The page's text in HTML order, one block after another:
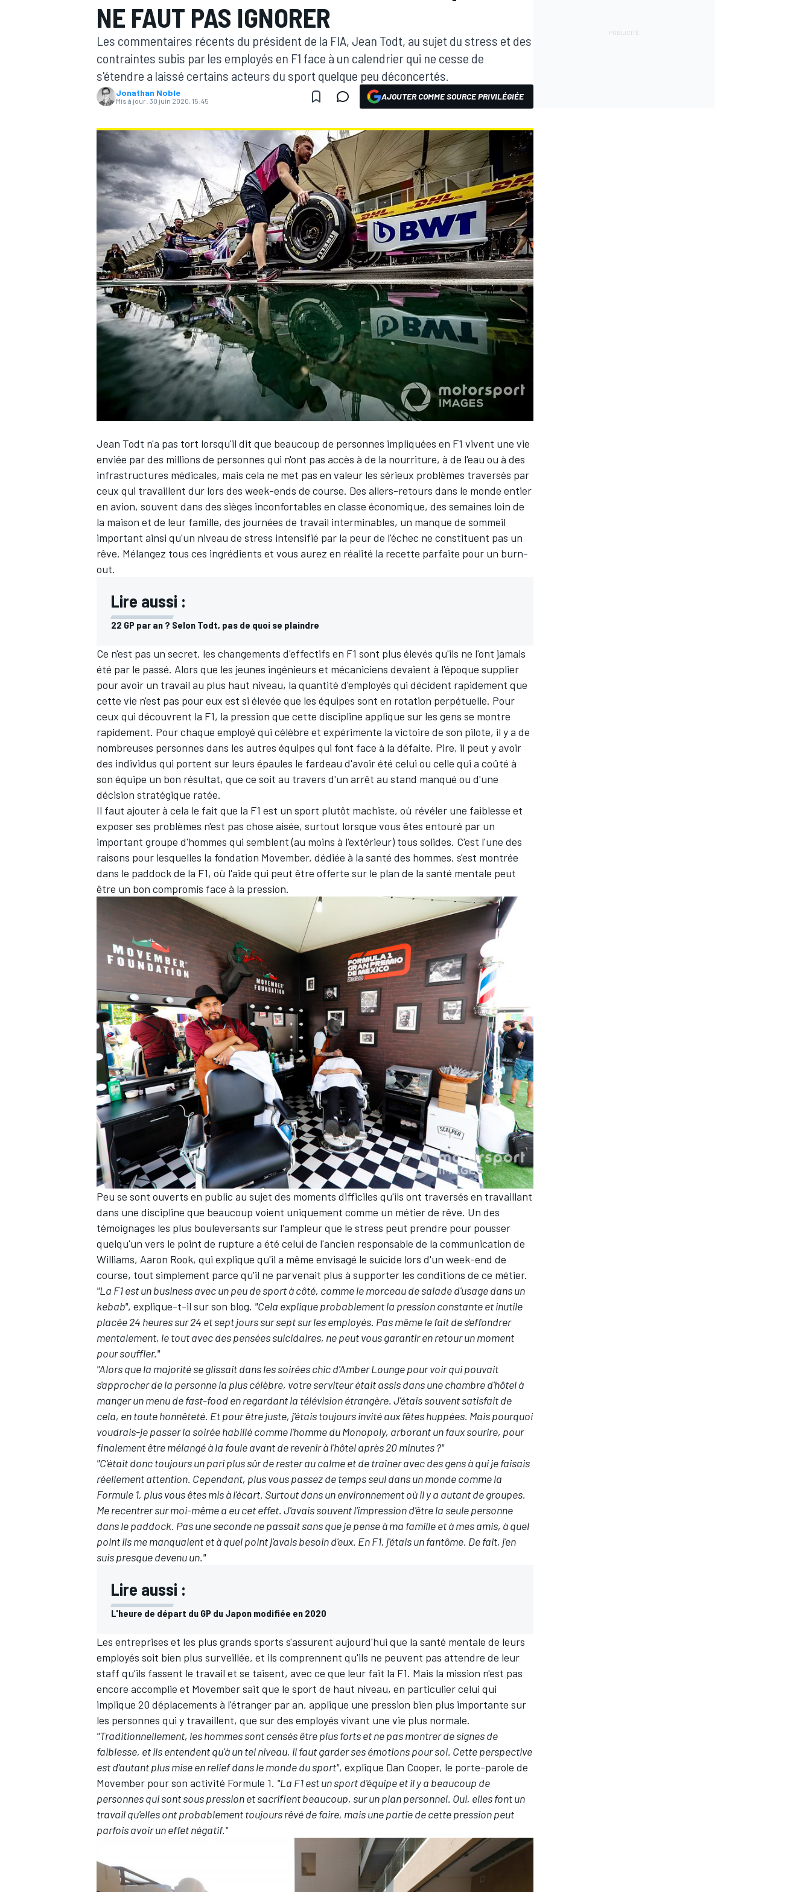
MOTOGP
WRC
WEC
AUTRES CHAMPIONNATS
NE FAUT PAS IGNORER
Les commentaires récents du président de la FIA, Jean Todt, au sujet du stress et des
contraintes subis par les employés en F1 face à un calendrier qui ne cesse de
s'étendre a laissé certains acteurs du sport quelque peu déconcertés.
Jonathan Noble
Mis à jour: 30 juin 2020, 15:45 AJOUTER COMME SOURCE PRIVILÉGIÉE
Jean Todt n'a pas tort lorsqu'il dit que beaucoup de personnes impliquées en F1 vivent une vie
enviée par des millions de personnes qui n'ont pas accès à de la nourriture, à de l'eau ou à des
infrastructures médicales, mais cela ne met pas en valeur les sérieux problèmes traversés par
ceux qui travaillent dur lors des week-ends de course. Des allers-retours dans le monde entier
en avion, souvent dans des sièges inconfortables en classe économique, des semaines loin de
la maison et de leur famille, des journées de travail interminables, un manque de sommeil
important ainsi qu'un niveau de stress intensifié par la peur de l'échec ne constituent pas un
rêve. Mélangez tous ces ingrédients et vous aurez en réalité la recette parfaite pour un burn-
out.
Lire aussi :
22 GP par an ? Selon Todt, pas de quoi se plaindre
Ce n'est pas un secret, les changements d'effectifs en F1 sont plus élevés qu'ils ne l'ont jamais
été par le passé. Alors que les jeunes ingénieurs et mécaniciens devaient à l'époque supplier
pour avoir un travail au plus haut niveau, la quantité d'employés qui décident rapidement que
cette vie n'est pas pour eux est si élevée que les équipes sont en rotation perpétuelle. Pour
ceux qui découvrent la F1, la pression que cette discipline applique sur les gens se montre
rapidement. Pour chaque employé qui célèbre et expérimente la victoire de son pilote, il y a de
nombreuses personnes dans les autres équipes qui font face à la défaite. Pire, il peut y avoir
des individus qui portent sur leurs épaules le fardeau d'avoir été celui ou celle qui a coûté à
son équipe un bon résultat, que ce soit au travers d'un arrêt au stand manqué ou d'une
décision stratégique ratée.
Il faut ajouter à cela le fait que la F1 est un sport plutôt machiste, où révéler une faiblesse et
exposer ses problèmes n'est pas chose aisée, surtout lorsque vous êtes entouré par un
important groupe d'hommes qui semblent (au moins à l'extérieur) tous solides. C'est l'une des
raisons pour lesquelles la fondation Movember, dédiée à la santé des hommes, s'est montrée
dans le paddock de la F1, où l'aide qui peut être offerte sur le plan de la santé mentale peut
être un bon compromis face à la pression.
Peu se sont ouverts en public au sujet des moments difficiles qu'ils ont traversés en travaillant
dans une discipline que beaucoup voient uniquement comme un métier de rêve. Un des
témoignages les plus bouleversants sur l'ampleur que le stress peut prendre pour pousser
quelqu'un vers le point de rupture a été celui de l'ancien responsable de la communication de
Williams, Aaron Rook, qui explique qu'il a même envisagé le suicide lors d'un week-end de
course, tout simplement parce qu'il ne parvenait plus à supporter les conditions de ce métier.
"La F1 est un business avec un peu de sport à côté, comme le morceau de salade d'usage dans un
kebab", explique-t-il sur son blog. "Cela explique probablement la pression constante et inutile
placée 24 heures sur 24 et sept jours sur sept sur les employés. Pas même le fait de s'effondrer
mentalement, le tout avec des pensées suicidaires, ne peut vous garantir en retour un moment
pour souffler."
"Alors que la majorité se glissait dans les soirées chic d'Amber Lounge pour voir qui pouvait
s'approcher de la personne la plus célèbre, votre serviteur était assis dans une chambre d'hôtel à
manger un menu de fast-food en regardant la télévision étrangère. J'étais souvent satisfait de
cela, en toute honnêteté. Et pour être juste, j'étais toujours invité aux fêtes huppées. Mais pourquoi
voudrais-je passer la soirée habillé comme l'homme du Monopoly, arborant un faux sourire, pour
finalement être mélangé à la foule avant de revenir à l'hôtel après 20 minutes ?"
"C'était donc toujours un pari plus sûr de rester au calme et de traîner avec des gens à qui je faisais
réellement attention. Cependant, plus vous passez de temps seul dans un monde comme la
Formule 1, plus vous êtes mis à l'écart. Surtout dans un environnement où il y a autant de groupes.
Me recentrer sur moi-même a eu cet effet. J'avais souvent l'impression d'être la seule personne
dans le paddock. Pas une seconde ne passait sans que je pense à ma famille et à mes amis, à quel
point ils me manquaient et à quel point j'avais besoin d'eux. En F1, j'étais un fantôme. De fait, j'en
suis presque devenu un."
Lire aussi :
L'heure de départ du GP du Japon modifiée en 2020
Les entreprises et les plus grands sports s'assurent aujourd'hui que la santé mentale de leurs
employés soit bien plus surveillée, et ils comprennent qu'ils ne peuvent pas attendre de leur
staff qu'ils fassent le travail et se taisent, avec ce que leur fait la F1. Mais la mission n'est pas
encore accomplie et Movember sait que le sport de haut niveau, en particulier celui qui
implique 20 déplacements à l'étranger par an, applique une pression bien plus importante sur
les personnes qui y travaillent, que sur des employés vivant une vie plus normale.
"Traditionnellement, les hommes sont censés être plus forts et ne pas montrer de signes de
faiblesse, et ils entendent qu'à un tel niveau, il faut garder ses émotions pour soi. Cette perspective
est d'autant plus mise en relief dans le monde du sport", explique Dan Cooper, le porte-parole de
Movember pour son activité Formule 1. "La F1 est un sport d'équipe et il y a beaucoup de
personnes qui sont sous pression et sacrifient beaucoup, sur un plan personnel. Oui, elles font un
travail qu'elles ont probablement toujours rêvé de faire, mais une partie de cette pression peut
parfois avoir un effet négatif."